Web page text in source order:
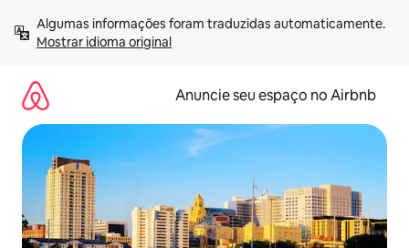
para
Mostrar idioma original
Anuncie seu espaço no Airbnb